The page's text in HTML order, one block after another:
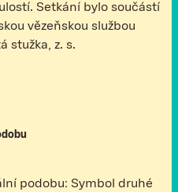
Setkání bylo součástí
vězeňskou službou
stužka, z. s.
podobu: Symbol druhé